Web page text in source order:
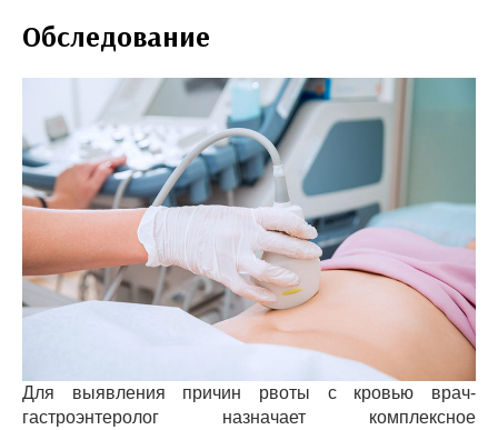
Обследование
Для выявления причин рвоты с кровью врач-
гастроэнтеролог назначает комплексное